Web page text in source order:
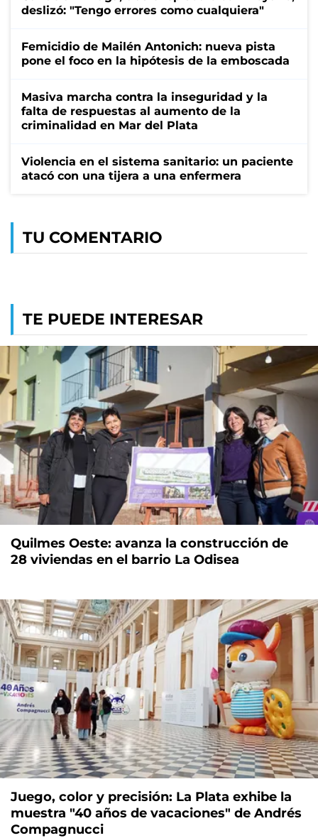
deslizó: "Tengo errores como cualquiera"
Femicidio de Mailén Antonich: nueva pista
pone el foco en la hipótesis de la emboscada
Masiva marcha contra la inseguridad y la
falta de respuestas al aumento de la
criminalidad en Mar del Plata
Violencia en el sistema sanitario: un paciente
atacó con una tijera a una enfermera
TU COMENTARIO
TE PUEDE INTERESAR
Quilmes Oeste: avanza la construcción de
28 viviendas en el barrio La Odisea
Juego, color y precisión: La Plata exhibe la
muestra "40 años de vacaciones" de Andrés
Compagnucci